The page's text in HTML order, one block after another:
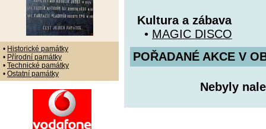
• Historické památky
• Přírodní památky
• Technické památky
• Ostatní památky
Kultura a zábava
• MAGIC DISCO
POŘADANÉ AKCE V
Nebyly